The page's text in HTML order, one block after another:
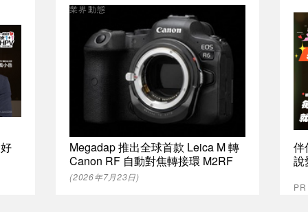
Megadap 推出全球首款 Leica M 轉
Canon RF 自動對焦轉接環 M2RF
業界動態
(2026年7月23日)
伴
說